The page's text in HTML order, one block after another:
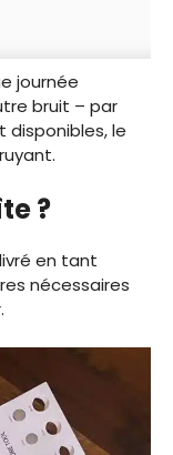
journée
bruit – par
le
?
en tant
nécessaires